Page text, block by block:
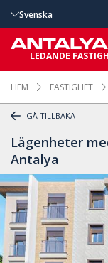
HEM FASTIGHET
GÅ TILLBAKA
Lägenheter
Antalya
Svenska
LEDANDE
AVANCERAD
SÖKNING